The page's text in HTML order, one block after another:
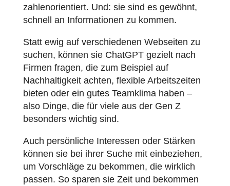
zahlenorientiert. Und: sie sind es gewöhnt,
schnell an Informationen zu kommen.
Statt ewig auf verschiedenen Webseiten zu
suchen, können sie ChatGPT gezielt nach
Firmen fragen, die zum Beispiel auf
Nachhaltigkeit achten, flexible Arbeitszeiten
bieten oder ein gutes Teamklima haben –
also Dinge, die für viele aus der Gen Z
besonders wichtig sind.
Auch persönliche Interessen oder Stärken
können sie bei ihrer Suche mit einbeziehen,
um Vorschläge zu bekommen, die wirklich
passen. So sparen sie Zeit und bekommen